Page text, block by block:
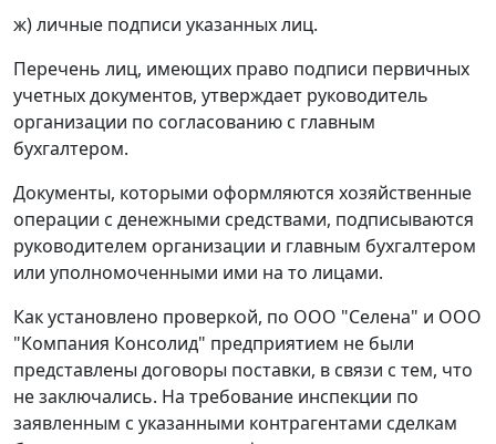
ж) личные подписи указанных лиц.
Перечень лиц, имеющих право подписи первичных
учетных документов, утверждает руководитель
организации по согласованию с главным
бухгалтером.
Документы, которыми оформляются хозяйственные
операции с денежными средствами, подписываются
руководителем организации и главным бухгалтером
или уполномоченными ими на то лицами.
Как установлено проверкой, по ООО "Селена" и ООО
"Компания Консолид" предприятием не были
представлены договоры поставки, в связи с тем, что
не заключались. На требование инспекции по
заявленным с указанными контрагентами сделкам